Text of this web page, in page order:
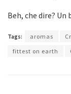
Beh, che dire?
Tags: aromas
fittest on earth